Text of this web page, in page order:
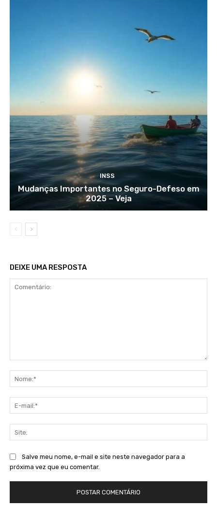
INSS
Mudanças Importantes no Seguro-Defeso em
2025 – Veja
DEIXE UMA RESPOSTA
Salve meu nome, e-mail e site neste navegador para a
próxima vez que eu comentar.